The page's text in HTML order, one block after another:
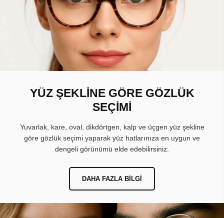
YÜZ ŞEKLİNE GÖRE GÖZLÜK
SEÇİMİ
Yuvarlak, kare, oval, dikdörtgen, kalp ve üçgen yüz şekline
göre gözlük seçimi yaparak yüz hatlarınıza en uygun ve
dengeli görünümü elde edebilirsiniz.
DAHA FAZLA BILGI